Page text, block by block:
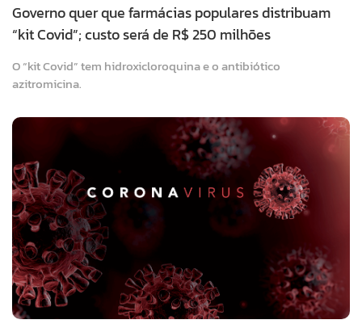
Governo quer que farmácias populares distribuam
“kit Covid”; custo será de R$ 250 milhões
O “kit Covid” tem hidroxicloroquina e o antibiótico
azitromicina.